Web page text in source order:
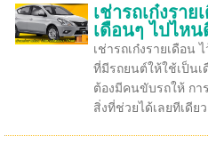
เช่ารถเก๋งรา
เดือนๆ ไปไหน
เช่ารถเก๋งรายเดือน
ที่มีรถยนต์ให้ใช้เป็นเ
ต้องมีคนขับรถให้ กา
สิ่งที่ช่วยได้เลยทีเดียว